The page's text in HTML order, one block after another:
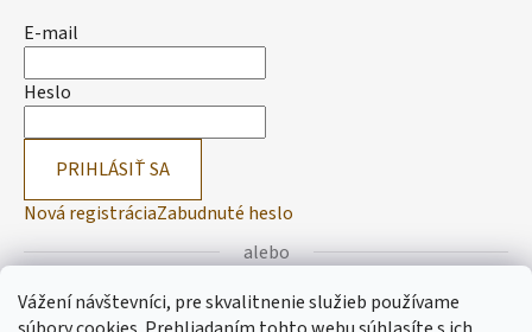
Vážení návštevníci, pre skvalitnenie služieb používame
E-mail
Heslo
PRIHLÁSIŤ SA
Nová registráciaZabudnuté heslo
alebo
Prihlásiť sa cez Facebook